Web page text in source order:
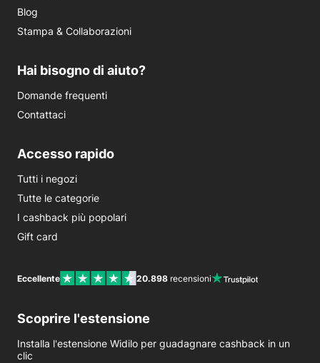
Blog
Stampa & Collaborazioni
Hai bisogno di aiuto?
Domande frequenti
Contattaci
Accesso rapido
Tutti i negozi
Tutte le categorie
I cashback più popolari
Gift card
Eccellente 20.898 recensioni
Scoprire l'estensione
Installa l'estensione Widilo per guadagnare cashback in un
clic